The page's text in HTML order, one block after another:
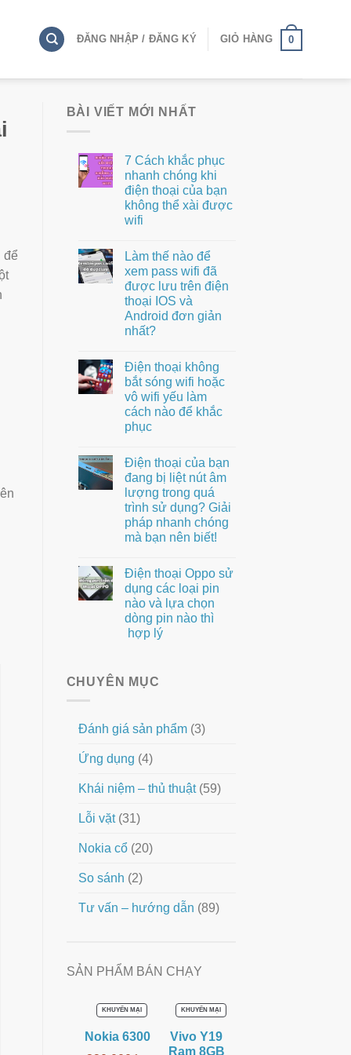
ĐĂNG NHẬP / ĐĂNG KÝ GIỎ HÀNG 0
để
BÀI VIẾT MỚI NHẤT
7 Cách khắc phục
nhanh chóng khi
điện thoại của bạn
không thể xài được
wifi
Làm thế nào để
xem pass wifi đã
được lưu trên điện
thoại IOS và
Android đơn giản
nhất?
Điện thoại không
bắt sóng wifi hoặc
vô wifi yếu làm
cách nào để khắc
phục
Điện thoại của bạn
đang bị liệt nút âm
lượng trong quá
trình sử dụng? Giải
pháp nhanh chóng
mà bạn nên biết!
Điện thoại Oppo sử
dụng các loại pin
nào và lựa chọn
dòng pin nào thì
hợp lý
CHUYÊN MỤC
Đánh giá sản phẩm(3)
Ứng dụng (4)
Khái niệm – thủ thuật(59)
Lỗi vặt(31)
Nokia cổ(20)
So sánh (2)
Tư vấn – hướng dẫn (89)
SẢN PHẨM BÁN CHẠY
Nokia 6300
KHUYẾN MẠISẢN
PHẨM
GIẢM
Vivo Y19
Ram 8GB
KHUYẾN MẠISẢN
PHẨM
GIẢM
GIÁ